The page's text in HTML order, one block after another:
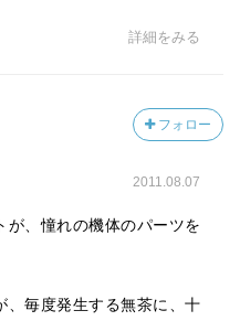
詳細をみる
フォロー
2011.08.07
が、憧れの機体のパーツを
、毎度発生する無茶に、十